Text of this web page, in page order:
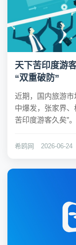
天下苦印度游
“双重破防”
近期，国内旅游
中爆发，张家界
苦印度游客久矣”
澡，到高铁车厢
希鸥网 2026-06-24